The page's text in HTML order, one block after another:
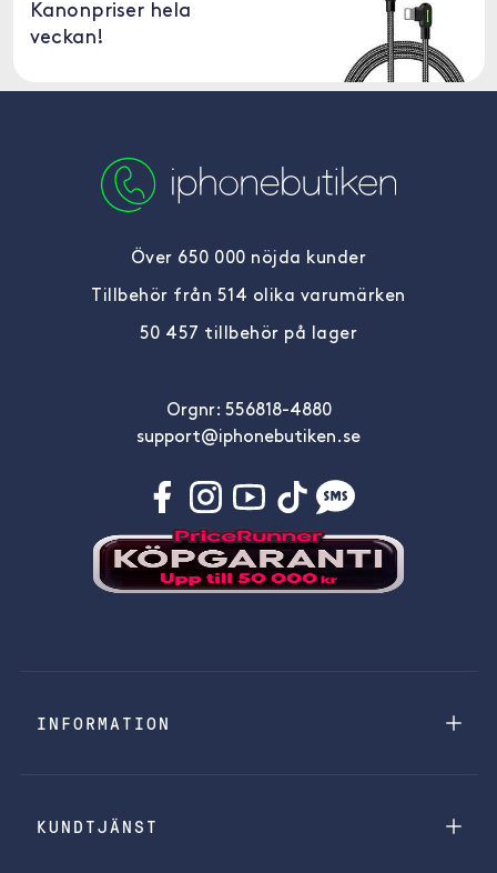
Kanonpriser hela
veckan!
Över 650 000 nöjda kunder
Tillbehör från 514 olika varumärken
50 457 tillbehör på lager
Orgnr: 556818-4880
support@iphonebutiken.se
INFORMATION
KUNDTJÄNST